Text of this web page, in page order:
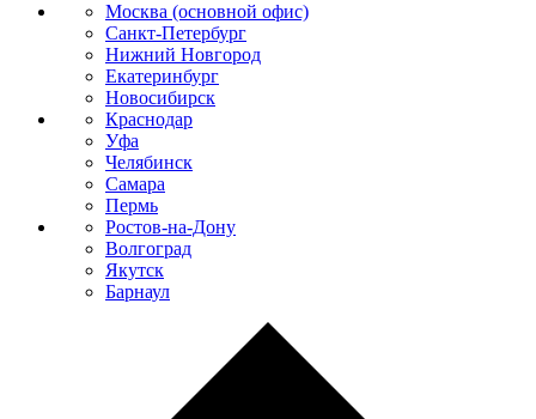
Москва (основной офис)
Санкт-Петербург
Нижний Новгород
Екатеринбург
Новосибирск
Краснодар
Уфа
Челябинск
Самара
Пермь
Ростов-на-Дону
Волгоград
Якутск
Барнаул